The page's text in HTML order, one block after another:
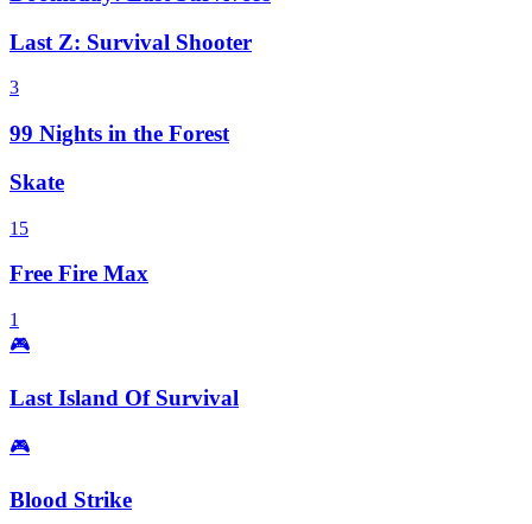
Last Z: Survival Shooter
3
99 Nights in the Forest
Skate
15
Free Fire Max
1
🎮
Last Island Of Survival
🎮
Blood Strike